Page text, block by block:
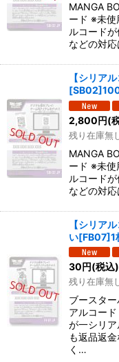
MANGA
ード ※未使
ルコード
などの対
【シリア
2,800円(
残り在庫無
MANGA
ード ※未使
ルコード
などの対
【シリア
い[FB07]1
30円(税込)
残り在庫無
ブースタ
アルコー
が一シリ
も返品返
く…